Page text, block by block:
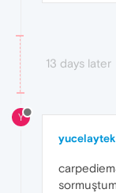
13 days later
Y